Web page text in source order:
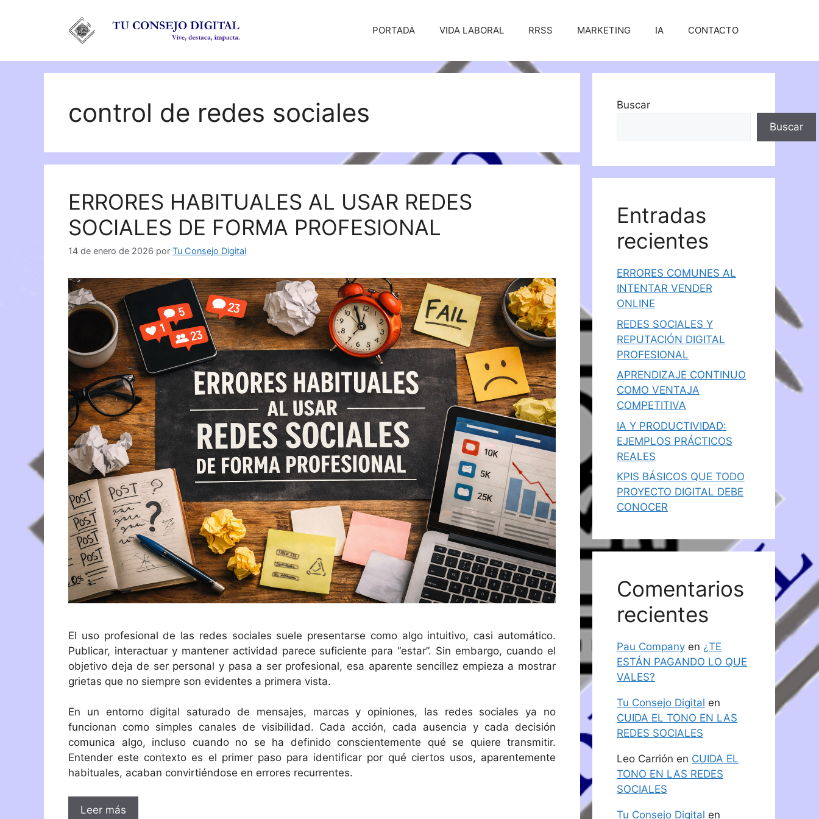
PORTADA VIDA LABORAL RRSS MARKETING IA CONTACTO
control de redes sociales
ERRORES HABITUALES AL USAR REDES
SOCIALES DE FORMA PROFESIONAL
14 de enero de 2026 por Tu Consejo Digital
El uso profesional de las redes sociales suele presentarse como algo intuitivo, casi automático.
Publicar, interactuar y mantener actividad parece suficiente para “estar”. Sin embargo, cuando el
objetivo deja de ser personal y pasa a ser profesional, esa aparente sencillez empieza a mostrar
grietas que no siempre son evidentes a primera vista.
En un entorno digital saturado de mensajes, marcas y opiniones, las redes sociales ya no
funcionan como simples canales de visibilidad. Cada acción, cada ausencia y cada decisión
comunica algo, incluso cuando no se ha definido conscientemente qué se quiere transmitir.
Entender este contexto es el primer paso para identificar por qué ciertos usos, aparentemente
habituales, acaban convirtiéndose en errores recurrentes.
Leer más
Buscar
Buscar
Entradas
recientes
ERRORES COMUNES AL
INTENTAR VENDER
ONLINE
REDES SOCIALES Y
REPUTACIÓN DIGITAL
PROFESIONAL
APRENDIZAJE CONTINUO
COMO VENTAJA
COMPETITIVA
IA Y PRODUCTIVIDAD:
EJEMPLOS PRÁCTICOS
REALES
KPIS BÁSICOS QUE TODO
PROYECTO DIGITAL DEBE
CONOCER
Comentarios
recientes
Pau Company en ¿TE
ESTÁN PAGANDO LO QUE
VALES?
Tu Consejo Digital en
CUIDA EL TONO EN LAS
REDES SOCIALES
Leo Carrión en CUIDA EL
TONO EN LAS REDES
SOCIALES
Tu Consejo Digital en